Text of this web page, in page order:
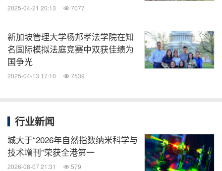
2025-04-21 20:13 7077
新加坡管理大学杨邦孝法学院在知
名国际模拟法庭竞赛中双获佳绩为
国争光
2025-04-13 17:10 7539
行业新闻
城大于“2026年自然指数纳米科学与
技术增刊”荣获全港第一
2026-08-07 21:31 579